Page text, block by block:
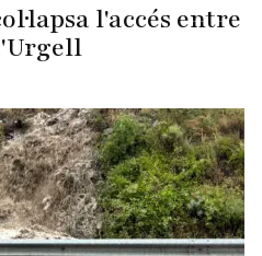
l'accés entre